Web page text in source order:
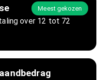
Meest gekozen
over 12 tot 72